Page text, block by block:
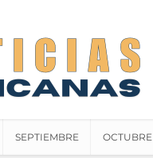
SEPTIEMBRE OCTUBRE